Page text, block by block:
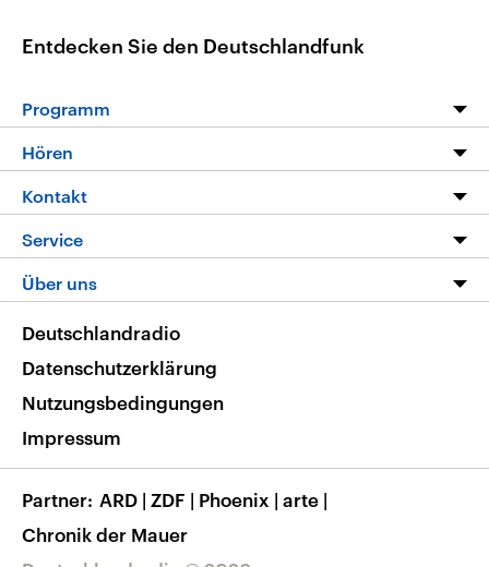
Entdecken Sie den Deutschlandfunk
Programm
Programm
Die Nachrichten
Nachrichtenleicht
Neue Beiträge auf dlf.de
Hören
Livestream
Podcasts
Deutschlandfunk App
Nachrichten App
Frequenzen
Kontakt
Hörerservice
Service
FAQ
Veranstaltungen
Musikliste
RSS
Über uns
Barrierefreiheit
Deutschlandradio
Datenschutzerklärung
Nutzungsbedingungen
Impressum
Partner ARD | ZDF | Phoenix | arte |
Chronik der Mauer